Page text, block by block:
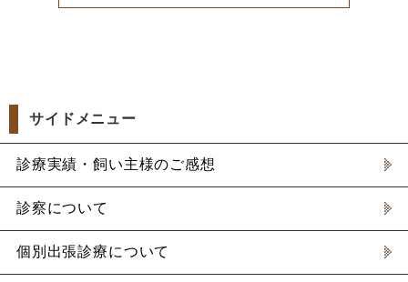
サイドメニュー
診療実績・飼い主様のご感想
診察について
個別出張診療について